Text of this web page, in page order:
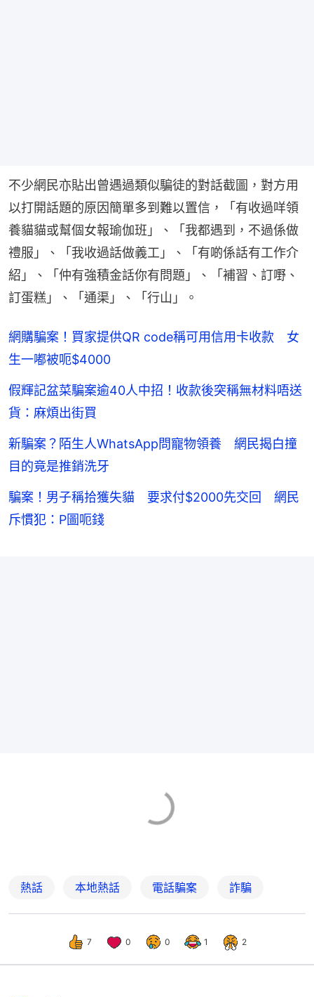
不少網民亦貼出曾遇過類似騙徒的對話截圖，對方用
以打開話題的原因簡單多到難以置信，「有收過咩領
養貓貓或幫個女報瑜伽班」、「我都遇到，不過係做
禮服」、「我收過話做義工」、「有啲係話有工作介
紹」、「仲有強積金話你有問題」、「補習、訂嘢、
訂蛋糕」、「通渠」、「行山」。
網購騙案！買家提供QR code稱可用信用卡收款 女
生一嘟被呃$4000
假輝記盆菜騙案逾40人中招！收款後突稱無材料唔送
貨：麻煩出街買
新騙案？陌生人WhatsApp問寵物領養 網民揭白撞
目的竟是推銷洗牙
騙案！男子稱拾獲失貓 要求付$2000先交回 網民
斥慣犯：P圖呃錢
熱話 本地熱話 電話騙案 詐騙
7 0 0 1 2